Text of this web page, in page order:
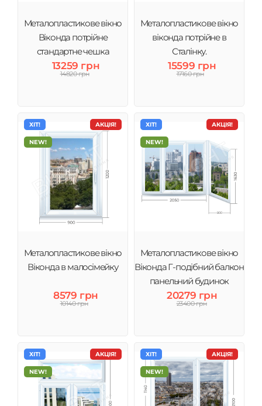
Металопластикове вікно
Віконда потрійне
стандартне чешка
13259 грн
14820 грн
Металопластикове вікно
віконда потрійне в
Сталінку.
15599 грн
17160 грн
АКЦІЯ!
ХІТ!
NEW!
Металопластикове вікно
Віконда в малосімейку
8579 грн
10140 грн
АКЦІЯ!
ХІТ!
NEW!
Металопластикове вікно
Віконда Г-подібний балкон
панельний будинок
20279 грн
23400 грн
АКЦІЯ!
ХІТ!
NEW!
АКЦІЯ!
ХІТ!
NEW!